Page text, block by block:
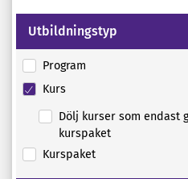
Utbildningstyp
Program
Kurs
Dölj kurser som endast
kurspaket
Kurspaket